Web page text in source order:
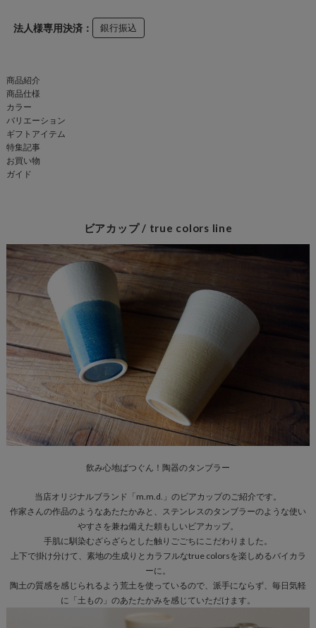
法人様専用決済： 銀行振込
商品紹介
商品仕様
カラー
バリエーション
ギフトアイテム
特集記事
お買い物
ガイド
ビアカップ / true colors line
飲み心地ばつぐん！陶器のタンブラー
当店オリジナルブランド「m.m.d.」のビアカップのご紹介です。
作家さんの作品のようなあたたかみと、ステンレスのタンブラーのような使い
やすさを兼ね備えた頼もしいビアカップ。
手肌に馴染むざらざらとした触りごごちにこだわりました。
上下で掛け分けて、素地の生成りとカラフルなtrue colorsを楽しめるバイカラ
ーに。
陶土の質感を感じられるよう荒土を使っているので、派手にならず、毎日気軽
に「土もの」のあたたかみを感じていただけます。